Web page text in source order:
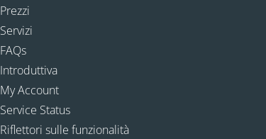
Prezzi
Servizi
FAQs
Introduttiva
My Account
Service Status
Riflettori sulle funzionalità